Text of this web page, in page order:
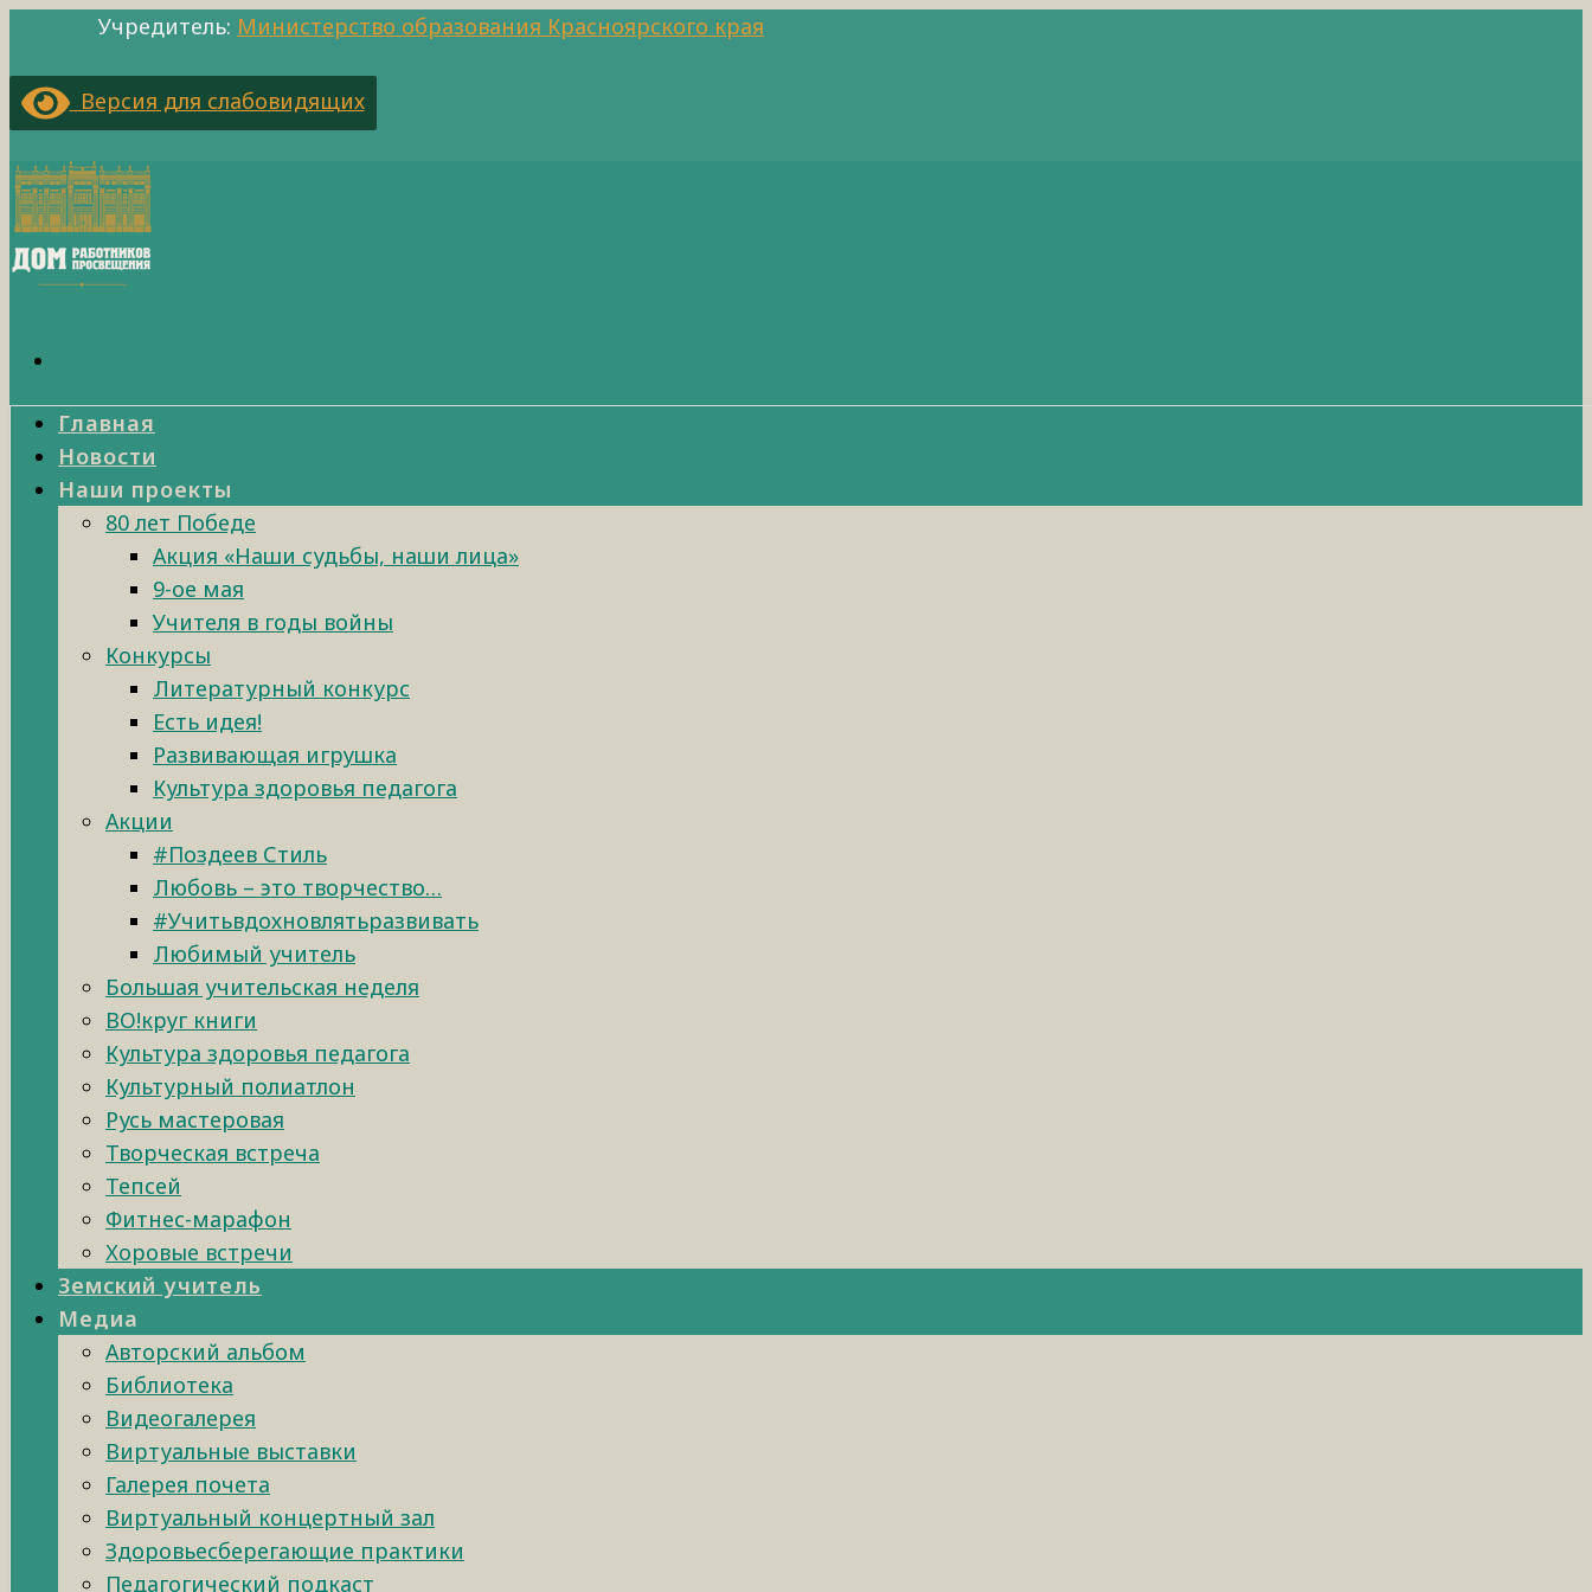
Учредитель: Министерство образования Красноярского края
Версия для слабовидящих
Главная
Новости
Наши проекты
80 лет Победе
Акция «Наши судьбы, наши лица»
9-ое мая
Учителя в годы войны
Конкурсы
Литературный конкурс
Есть идея!
Развивающая игрушка
Культура здоровья педагога
Акции
#Поздеев Стиль
Любовь – это творчество…
#Учитьвдохновлятьразвивать
Любимый учитель
Большая учительская неделя
ВО!круг книги
Культура здоровья педагога
Культурный полиатлон
Русь мастеровая
Творческая встреча
Тепсей
Фитнес-марафон
Хоровые встречи
Земский учитель
Медиа
Авторский альбом
Библиотека
Видеогалерея
Виртуальные выставки
Галерея почета
Виртуальный концертный зал
Здоровьесберегающие практики
Педагогический подкаст